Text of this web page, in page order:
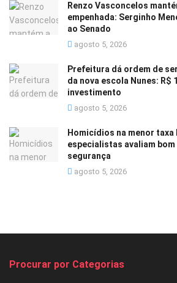
Renzo Vasconcelos
empenhada: Serginho
ao Senado
agosto 5, 2026
Prefeitura dá ordem de
da nova escola Nunes: R$
investimento
agosto 5, 2026
Homicídios na menor taxa
especialistas avaliam bom
segurança
agosto 5, 2026
Procurar por Categorias